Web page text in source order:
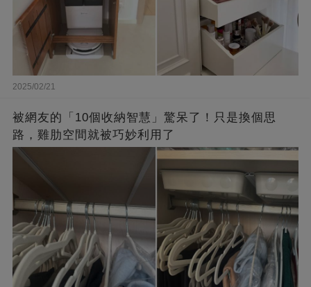
2025/02/21
被網友的「10個收納智慧」驚呆了！只是換個思
路，雞肋空間就被巧妙利用了